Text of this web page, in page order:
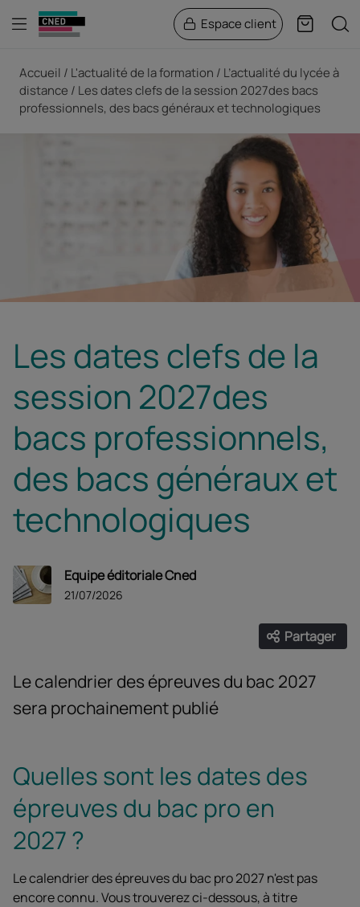
Menu Espace client Panier
Accueil L'actualité de la formation
L’actualité du lycée à
distance
Les dates clefs de la session 2027des bacs
professionnels, des bacs généraux et technologiques
Les dates clefs de la
session 2027des
bacs professionnels,
des bacs généraux et
technologiques
Equipe éditoriale Cned
21/07/2026
Partager
Ouvrir
Le calendrier des épreuves du bac 2027
sera prochainement publié
Quelles sont les dates des
épreuves du bac pro en
2027 ?
Le calendrier des épreuves du bac pro 2027 n'est pas
encore connu. Vous trouverez ci-dessous, à titre